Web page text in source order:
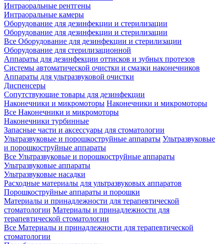
Интраоральные рентгены
Интраоральные камеры
Оборудование для дезинфекции и стерилизации
Оборудование для дезинфекции и стерилизации
Все Оборудование для дезинфекции и стерилизации
Оборудование для стерилизационной
Аппараты для дезинфекции оттисков и зубных протезов
Системы автоматической очистки и смазки наконечников
Аппараты для ультразвуковой очистки
Диспенсеры
Сопутствующие товары для дезинфекции
Наконечники и микромоторы Наконечники и микромоторы
Все Наконечники и микромоторы
Наконечники турбинные
Запасные части и аксессуары для стоматологии
Ультразвуковые и порошкоструйные аппараты Ультразвуковые
и порошкоструйные аппараты
Все Ультразвуковые и порошкоструйные аппараты
Ультразвуковые аппараты
Ультразвуковые насадки
Расходные материалы для ультразвуковых аппаратов
Порошкоструйные аппараты и порошки
Материалы и принадлежности для терапевтической
стоматологии Материалы и принадлежности для
терапевтической стоматологии
Все Материалы и принадлежности для терапевтической
стоматологии